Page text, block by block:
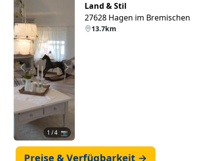
Zurück Weiter
1 / 4 📷
Land & Stil
27628 Hagen im Bremischen
13.7km
Preise & Verfügbarkeit →